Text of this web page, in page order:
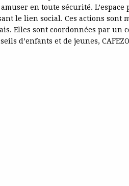
en toute sécurité.
le lien social. Ces actions sont
Elles sont coordonnées par un
d’enfants et de jeunes,